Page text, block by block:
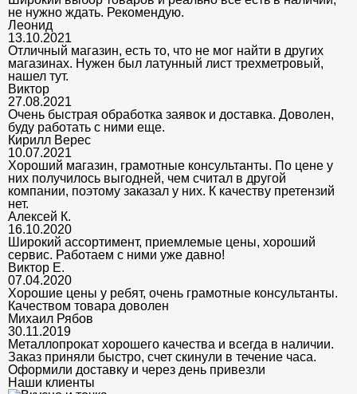
не нужно ждать. Рекомендую.
Леонид
13.10.2021
Отличный магазин, есть то, что не мог найти в других
магазинах. Нужен был латунный лист трехметровый,
нашел тут.
Виктор
27.08.2021
Очень быстрая обработка заявок и доставка. Доволен,
буду работать с ними еще.
Кирилл Верес
10.07.2021
Хороший магазин, грамотные консультанты. По цене у
них получилось выгодней, чем считал в другой
компании, поэтому заказал у них. К качеству претензий
нет.
Алексей К.
16.10.2020
Широкий ассортимент, приемлемые цены, хороший
сервис. Работаем с ними уже давно!
Виктор Е.
07.04.2020
Хорошие цены у ребят, очень грамотные консультанты.
Качеством товара доволен
Михаил Рябов
30.11.2019
Металлопрокат хорошего качества и всегда в наличии.
Заказ приняли быстро, счет скинули в течение часа.
Оформили доставку и через день привезли
Наши клиенты